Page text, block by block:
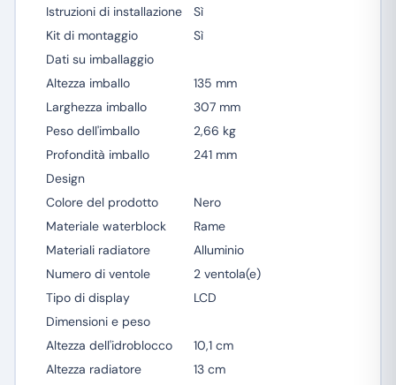
Istruzioni di installazione
Sì
Kit di montaggio
Sì
Dati su imballaggio
Altezza imballo
135 mm
Larghezza imballo
307 mm
Peso dell'imballo
2,66 kg
Profondità imballo
241 mm
Design
Colore del prodotto
Nero
Materiale waterblock
Rame
Materiali radiatore
Alluminio
Numero di ventole
2 ventola(e)
Tipo di display
LCD
Dimensioni e peso
Altezza dell'idroblocco
10,1 cm
Altezza radiatore
13 cm